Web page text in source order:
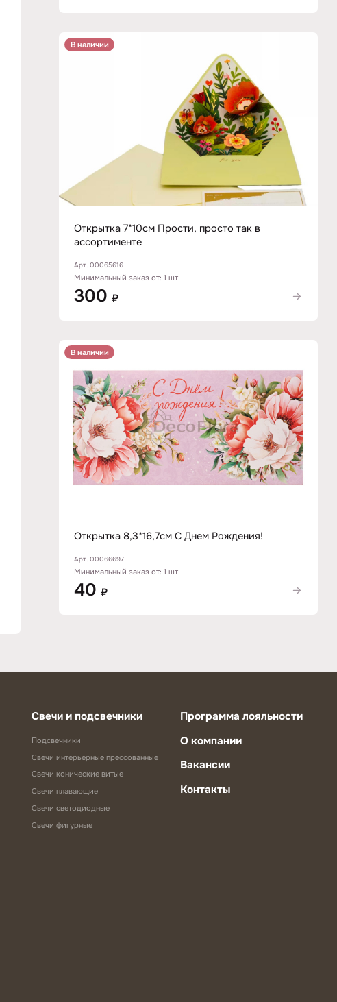
В наличии
Открытка 7*10см Прости, просто так в
ассортименте
Арт. 00065616
Минимальный заказ от: 1 шт.
300 ₽
В наличии
Открытка 8,3*16,7см С Днем Рождения!
Арт. 00066697
Минимальный заказ от: 1 шт.
40 ₽
Свечи и подсвечники
Подсвечники
Свечи интерьерные прессованные
Свечи конические витые
Свечи плавающие
Свечи светодиодные
Свечи фигурные
Программа лояльности
О компании
Вакансии
Контакты